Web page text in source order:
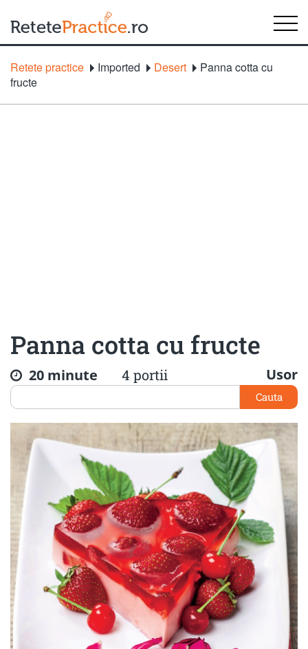
Retete practice Imported Desert
Panna cotta cu
fructe
Panna cotta cu fructe
20 minute 4 portii Usor
Cauta